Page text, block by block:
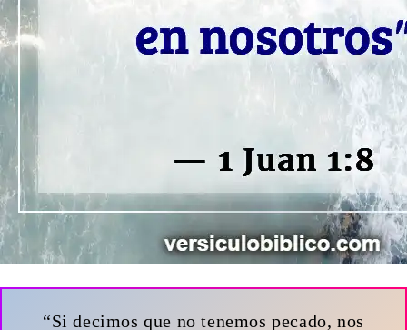
“Si decimos que no tenemos pecado, nos